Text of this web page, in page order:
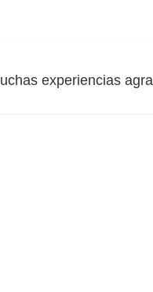
experiencias